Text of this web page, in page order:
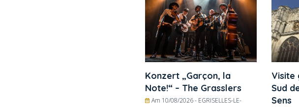
Konzert „Garçon, la
Note!“ – The Grasslers
Am 10/08/2026 - EGRISELLES-LE-
Visite
Sud
Sens